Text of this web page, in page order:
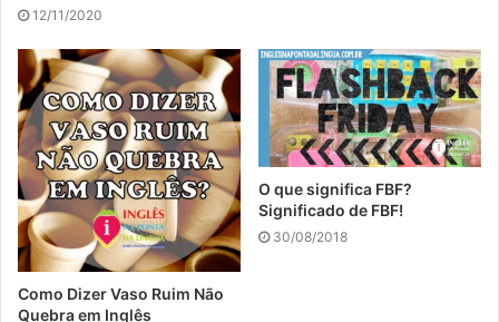
12/11/2020
Como Dizer Vaso Ruim Não
Quebra em Inglês
O que significa FBF?
Significado de FBF!
30/08/2018